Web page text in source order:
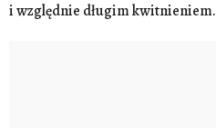
i względnie długim kwitnieniem.